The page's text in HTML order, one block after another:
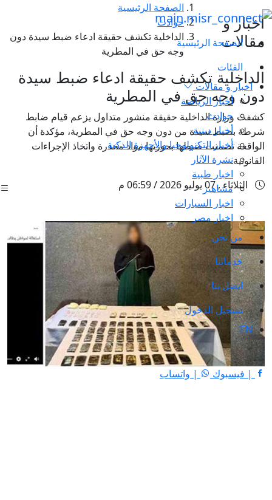
الصفحة الرئيسية
الفئات
اخبار و مقالات
أخبار الرياضة
حوادث
أخبار دينية
أخبار التكنولوجيا والأجهزة الذكية
نشرة الآثار
اخبار طبية
مشاهير
اخبار السيارات
اخبار مصر
من نحن
خدماتنا
اتصل بنا
تسجيل الدخول
EN
اخبار و
مقالات
الصفحة الرئيسية
حوادث
الداخلية تكشف حقيقة ادعاء ضبط سيدة دون
وجه حق في المطرية
الداخلية تكشف حقيقة ادعاء ضبط سيدة
دون وجه حق في المطرية
كشفت وزارة الداخلية حقيقة منشور متداول يزعم قيام ضابط
شرطة بضبط سيدة من دون وجه حق في المطرية، مؤكدة أن
الواقعة تضمنت ضبطها بحوزتها مواد مخدرة واتخاذ الإجراءات
القانونية.
الثلاثاء , 07 يوليو 2026 / 06:59 م
| فيسبوك | واتساب